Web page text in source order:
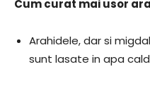
Cum curat mai usor
Arahidele, dar si
sunt lasate in apa